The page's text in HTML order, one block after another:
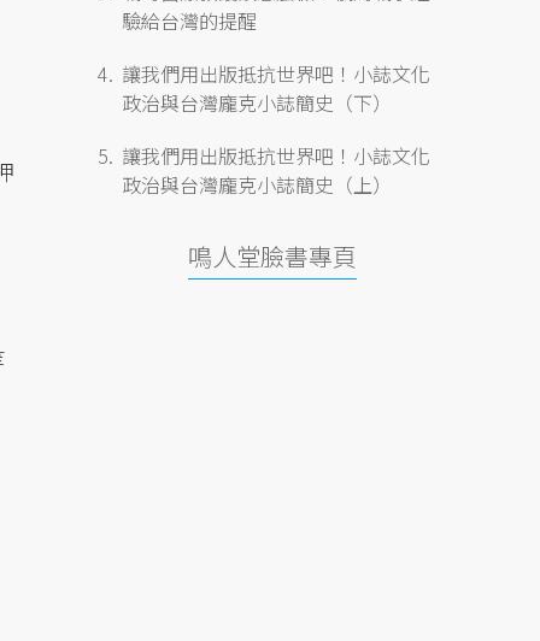
驗給台灣的提醒
讓我們用出版抵抗世界吧！小誌文化
政治與台灣龐克小誌簡史（下）
讓我們用出版抵抗世界吧！小誌文化
政治與台灣龐克小誌簡史（上）
鳴人堂臉書專頁